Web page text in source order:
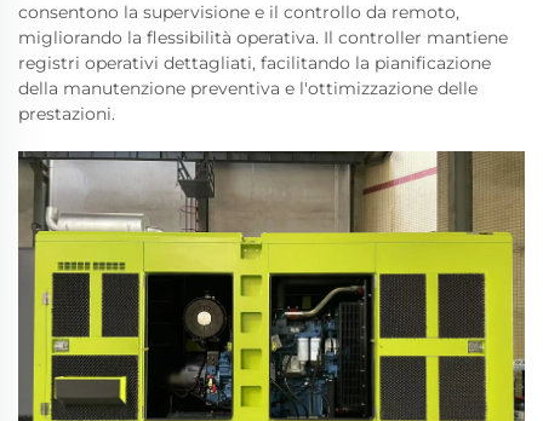
consentono la supervisione e il controllo da remoto,
migliorando la flessibilità operativa. Il controller mantiene
registri operativi dettagliati, facilitando la pianificazione
della manutenzione preventiva e l'ottimizzazione delle
prestazioni.